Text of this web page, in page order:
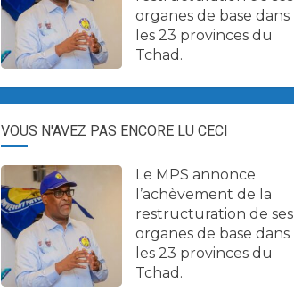
organes de base dans
les 23 provinces du
Tchad.
VOUS N'AVEZ PAS ENCORE LU CECI
Le MPS annonce
l’achèvement de la
restructuration de ses
organes de base dans
les 23 provinces du
Tchad.